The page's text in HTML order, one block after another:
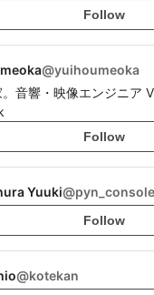
Follow
@yuihoumeoka
音響・映像エンジニア
Follow
Yuuki@
Follow
@kotekan